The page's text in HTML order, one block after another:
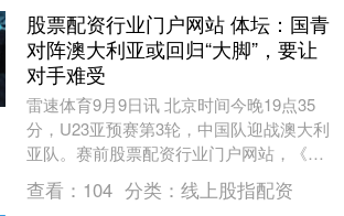
股票配资行业门户网站 体坛：国青
对阵澳大利亚或回归“大脚”，要让
对手难受
雷速体育9月9日讯 北京时间今晚19点35
分，U23亚预赛第3轮，中国队迎战澳大利
亚队。赛前股票配资行业门户网站，《体
坛周报》撰文表示国青本场比赛或回归“大
脚”....
查看： 104 分类： 线上股指配资